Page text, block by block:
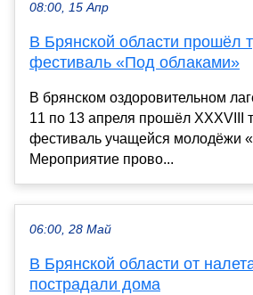
08:00, 15 Апр
В Брянской области прошёл
фестиваль «Под облаками»
В брянском оздоровительном
11 по 13 апреля прошёл XXXVIII
фестиваль учащейся молодёжи
Мероприятие прово...
06:00, 28 Май
В Брянской области от
пострадали дома